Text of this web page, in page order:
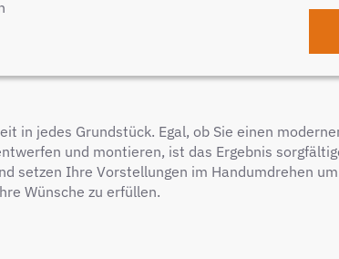
in jedes Grundstück. Egal, ob Sie einen
und montieren, ist das Ergebnis
setzen Ihre Vorstellungen im Handumdrehen
Wünsche zu erfüllen.